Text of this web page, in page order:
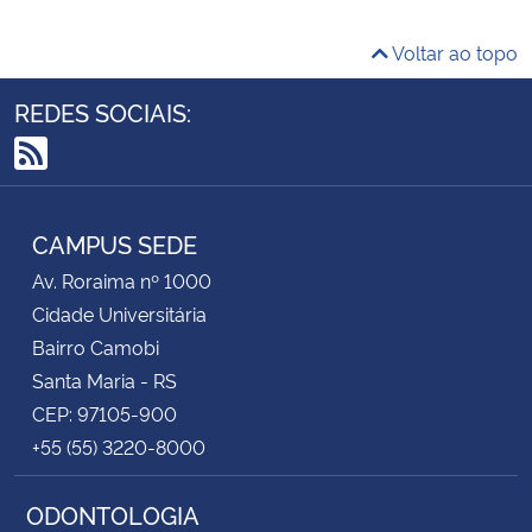
Voltar ao topo
REDES SOCIAIS:
RSS
CAMPUS SEDE
Av. Roraima nº 1000
Cidade Universitária
Bairro Camobi
Santa Maria - RS
CEP: 97105-900
+55 (55) 3220-8000
ODONTOLOGIA